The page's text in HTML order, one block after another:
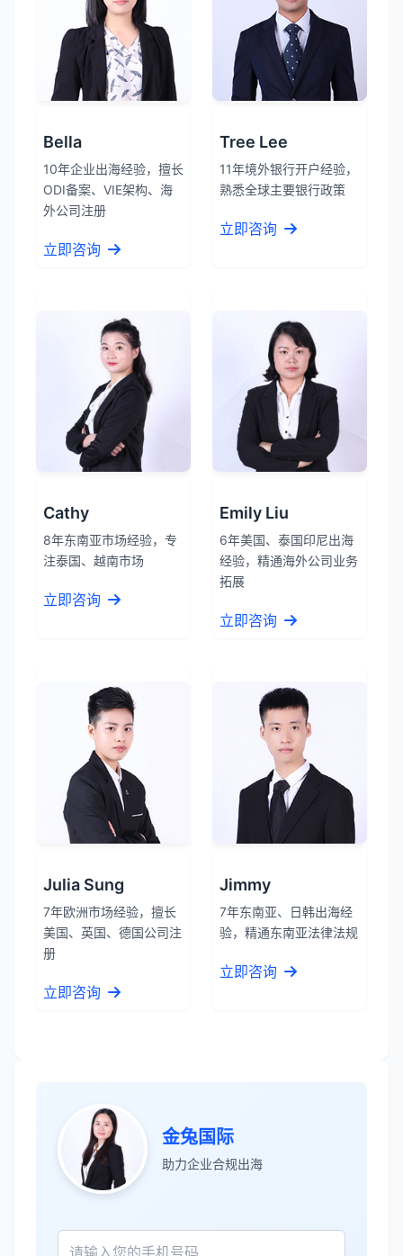
Bella
10年企业出海经验，擅长
ODI备案、VIE架构、海
外公司注册
立即咨询
Tree Lee
11年境外银行开户经验，
熟悉全球主要银行政策
立即咨询
Cathy
8年东南亚市场经验，专
注泰国、越南市场
立即咨询
Emily Liu
6年美国、泰国印尼出海
经验，精通海外公司业务
拓展
立即咨询
Julia Sung
7年欧洲市场经验，擅长
美国、英国、德国公司注
册
立即咨询
Jimmy
7年东南亚、日韩出海经
验，精通东南亚法律法规
立即咨询
金兔国际
助力企业合规出海
张先生
服务专业高效，一周就完成了泰国公司注
James Wilson